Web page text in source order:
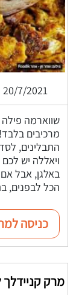
20/7/2021
מרכיבים
התבלינים,
ויאללה יש
באלגן, אבל
הכל לבפנים,
כניסה
מרק